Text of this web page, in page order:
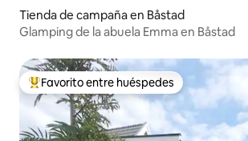
Tienda de campaña en Båstad
Glamping de la abuela Emma en Båstad
De los mejores en Favorito entre huéspedes
Favorito entre huéspedes